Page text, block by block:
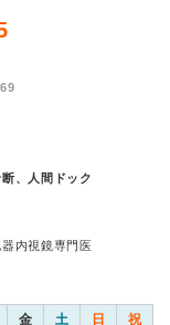
、人間ドック
内視鏡専門医
金 土 日 祝